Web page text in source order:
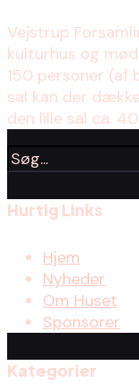
Vejstrup
kulturhus og
150 personer (af
sal kan der
den lille sal ca.
Hurtig Links
Hjem
Nyheder
Om Huset
Sponsorer
Kategorier